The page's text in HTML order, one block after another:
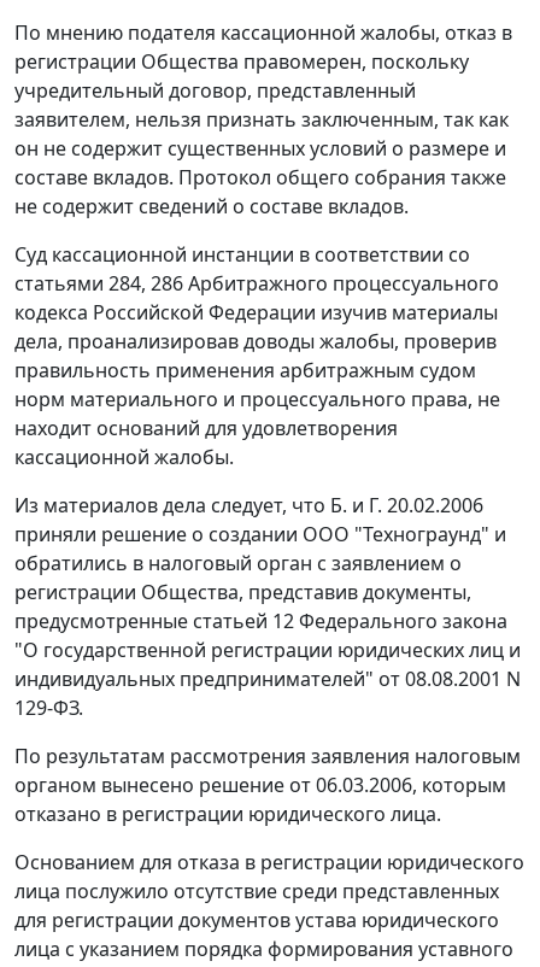
По мнению подателя кассационной жалобы, отказ в
регистрации Общества правомерен, поскольку
учредительный договор, представленный
заявителем, нельзя признать заключенным, так как
он не содержит существенных условий о размере и
составе вкладов. Протокол общего собрания также
не содержит сведений о составе вкладов.
Суд кассационной инстанции в соответствии со
статьями 284, 286Арбитражного процессуального
кодекса Российской Федерации изучив материалы
дела, проанализировав доводы жалобы, проверив
правильность применения арбитражным судом
норм материального и процессуального права, не
находит оснований для удовлетворения
кассационной жалобы.
Из материалов дела следует, что Б. и Г. 20.02.2006
приняли решение о создании ООО "Технограунд" и
обратились в налоговый орган с заявлением о
регистрации Общества, представив документы,
предусмотренные статьей 12Федерального закона
"О государственной регистрации юридических лиц и
индивидуальных предпринимателей" от 08.08.2001 N
129-ФЗ.
По результатам рассмотрения заявления налоговым
органом вынесено решение от 06.03.2006, которым
отказано в регистрации юридического лица.
Основанием для отказа в регистрации юридического
лица послужило отсутствие среди представленных
для регистрации документов устава юридического
лица с указанием порядка формирования уставного